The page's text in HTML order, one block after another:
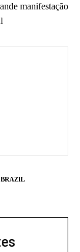
manifestação
BRAZIL